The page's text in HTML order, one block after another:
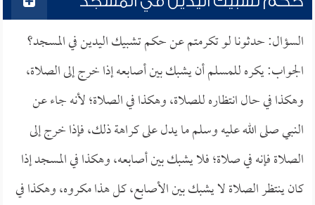
السؤال: حدثونا لو تكرمتم عن حكم تشبيك اليدين في المسجد؟
الجواب: يكره للمسلم أن يشبك بين أصابعه إذا خرج إلى الصلاة،
وهكذا في حال انتظاره للصلاة، وهكذا في الصلاة؛ لأنه جاء عن
النبي صلى الله عليه وسلم ما يدل على كراهة ذلك، فإذا خرج إلى
الصلاة فإنه في صلاة؛ فلا يشبك بين أصابعه، وهكذا في المسجد إذا
كان ينتظر الصلاة لا يشبك بين الأصابع، كل هذا مكروه، وهكذا في